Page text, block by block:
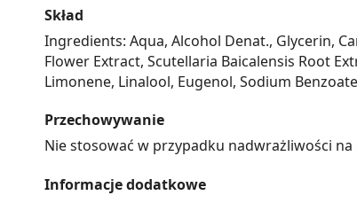
Skład
Ingredients: Aqua, Alcohol Denat., Glycerin,
Flower Extract, Scutellaria Baicalensis Root
Limonene, Linalool, Eugenol, Sodium
Przechowywanie
Nie stosować w przypadku nadwrażliwości
Informacje dodatkowe